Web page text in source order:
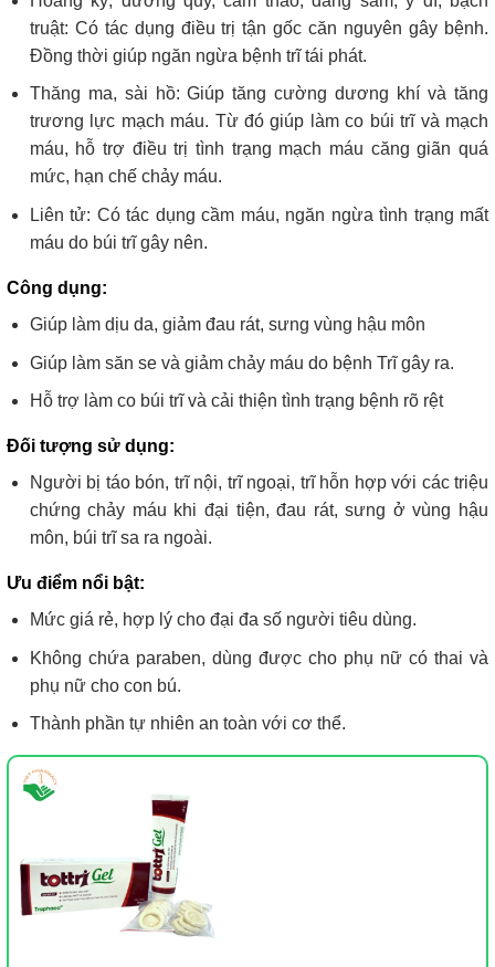
truật: Có tác dụng điều trị tận gốc căn nguyên gây bệnh.
Đồng thời giúp ngăn ngừa bệnh trĩ tái phát.
Thăng ma, sài hồ: Giúp tăng cường dương khí và tăng
trương lực mạch máu. Từ đó giúp làm co búi trĩ và mạch
máu, hỗ trợ điều trị tình trạng mạch máu căng giãn quá
mức, hạn chế chảy máu.
Liên tử: Có tác dụng cầm máu, ngăn ngừa tình trạng mất
máu do búi trĩ gây nên.
Công dụng:
Giúp làm dịu da, giảm đau rát, sưng vùng hậu môn
Giúp làm săn se và giảm chảy máu do bệnh Trĩ gây ra.
Hỗ trợ làm co búi trĩ và cải thiện tình trạng bệnh rõ rệt
Đối tượng sử dụng:
Người bị táo bón, trĩ nội, trĩ ngoại, trĩ hỗn hợp với các triệu
chứng chảy máu khi đại tiện, đau rát, sưng ở vùng hậu
môn, búi trĩ sa ra ngoài.
Ưu điểm nổi bật:
Mức giá rẻ, hợp lý cho đại đa số người tiêu dùng.
Không chứa paraben, dùng được cho phụ nữ có thai và
phụ nữ cho con bú.
Thành phần tự nhiên an toàn với cơ thể.